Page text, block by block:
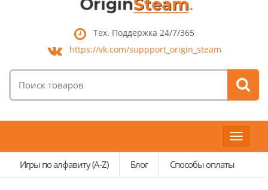
Тех. Поддержка 24/7/365
https://vk.com/suppport_origin_steam
товаров:
Toggle
Игры по алфавиту (A-Z)
Блог Способы оплаты